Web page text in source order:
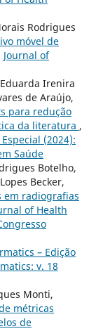
Rodrigues
móvel de
Journal of
Irenira
de Araújo,
para redução
da literatura ,
(2024):
Saúde
Botelho,
Becker,
em radiografias
of Health
– Edição
v. 18
Monti,
métricas
de